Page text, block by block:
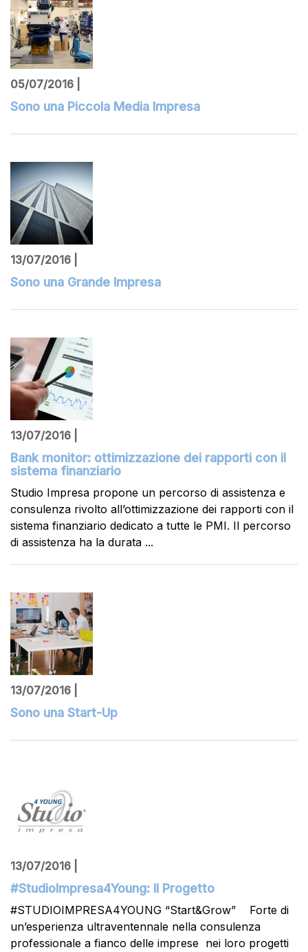
05/07/2016 |
Sono una Piccola Media Impresa
13/07/2016 |
Sono una Grande Impresa
13/07/2016 |
Bank monitor: ottimizzazione dei rapporti con il
sistema finanziario
Studio Impresa propone un percorso di assistenza e
consulenza rivolto all’ottimizzazione dei rapporti con il
sistema finanziario dedicato a tutte le PMI. Il percorso
di assistenza ha la durata ...
13/07/2016 |
Sono una Start-Up
13/07/2016 |
#StudioImpresa4Young: Il Progetto
#STUDIOIMPRESA4YOUNG “Start&Grow” Forte di
un’esperienza ultraventennale nella consulenza
professionale a fianco delle imprese nei loro progetti